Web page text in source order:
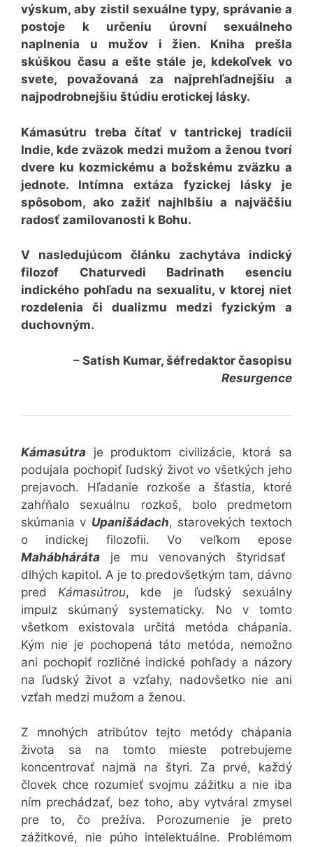
výskum, aby zistil sexuálne typy, správanie a
postoje k určeniu úrovní sexuálneho
naplnenia u mužov i žien. Kniha prešla
skúškou času a ešte stále je, kdekoľvek vo
svete, považovaná za najprehľadnejšiu a
najpodrobnejšiu štúdiu erotickej lásky.
Kámasútru treba čítať v tantrickej tradícii
Indie, kde zväzok medzi mužom a ženou tvorí
dvere ku kozmickému a božskému zväzku a
jednote. Intímna extáza fyzickej lásky je
spôsobom, ako zažiť najhlbšiu a najväčšiu
radosť zamilovanosti k Bohu.
V nasledujúcom článku zachytáva indický
filozof Chaturvedi Badrinath esenciu
indického pohľadu na sexualitu, v ktorej niet
rozdelenia či dualizmu medzi fyzickým a
duchovným.
– Satish Kumar, šéfredaktor časopisu
Resurgence
Kámasútra je produktom civilizácie, ktorá sa
podujala pochopiť ľudský život vo všetkých jeho
prejavoch. Hľadanie rozkoše a šťastia, ktoré
zahŕňalo sexuálnu rozkoš, bolo predmetom
skúmania v Upanišádach, starovekých textoch
o indickej filozofii. Vo veľkom epose
Mahábháráta je mu venovaných štyridsať
dlhých kapitol. A je to predovšetkým tam, dávno
pred Kámasútrou, kde je ľudský sexuálny
impulz skúmaný systematicky. No v tomto
všetkom existovala určitá metóda chápania.
Kým nie je pochopená táto metóda, nemožno
ani pochopiť rozličné indické pohľady a názory
na ľudský život a vzťahy, nadovšetko nie ani
vzťah medzi mužom a ženou.
Z mnohých atribútov tejto metódy chápania
života sa na tomto mieste potrebujeme
koncentrovať najmä na štyri. Za prvé, každý
človek chce rozumieť svojmu zážitku a nie iba
ním prechádzať, bez toho, aby vytváral zmysel
pre to, čo prežíva. Porozumenie je preto
zážitkové, nie púho intelektuálne. Problémom